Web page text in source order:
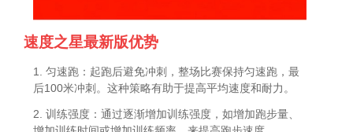
速度之星最新版优势
1. 匀速跑：起跑后避免冲刺，整场比赛保持匀速跑，最
后100米冲刺。这种策略有助于提高平均速度和耐力。
2. 训练强度：通过逐渐增加训练强度，如增加跑步量、